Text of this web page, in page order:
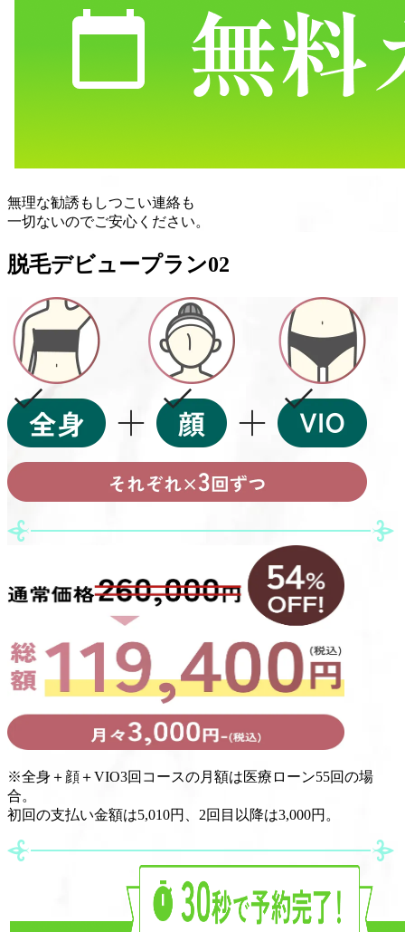
無理な勧誘 も しつこい連絡も
一切ないのでご安心ください。
脱毛デビュープラン02
※全身＋顔＋VIO3回コースの月額は医療ローン55回の場
合。
初回の支払い金額は5,010円、2回目以降は3,000円。